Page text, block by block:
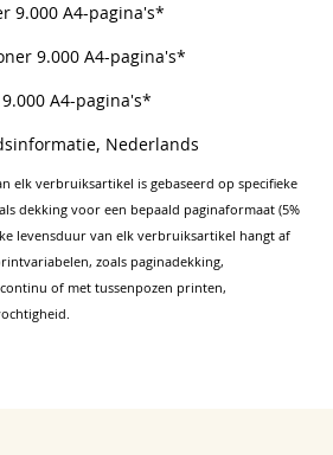
9.000 A4-pagina's*
9.000 A4-pagina's*
A4-pagina's*
Nederlands
elk verbruiksartikel is gebaseerd op specifieke
dekking voor een bepaald paginaformaat (5%
levensduur van elk verbruiksartikel hangt af
zoals paginadekking,
of met tussenpozen printen,